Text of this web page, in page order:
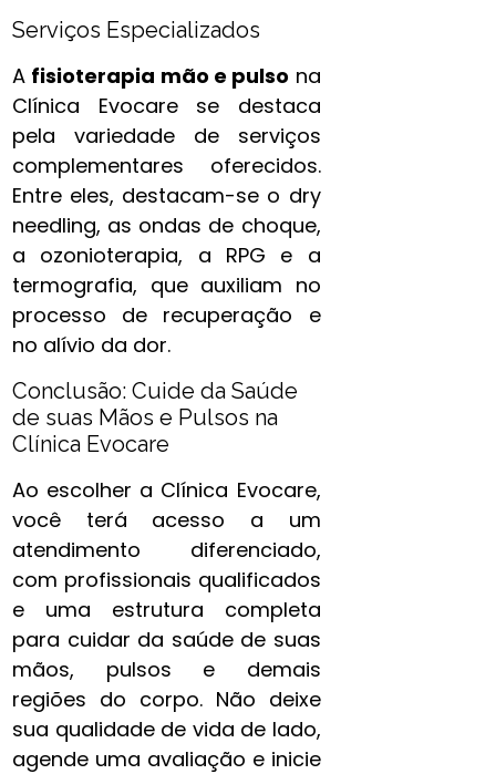
Serviços Especializados
A fisioterapia mão e pulso​ na
Clínica Evocare se destaca
pela variedade de serviços
complementares oferecidos.
Entre eles, destacam-se o dry
needling, as ondas de choque,
a ozonioterapia, a RPG e a
termografia, que auxiliam no
processo de recuperação e
no alívio da dor.
Conclusão: Cuide da Saúde
de suas Mãos e Pulsos na
Clínica Evocare
Ao escolher a Clínica Evocare,
você terá acesso a um
atendimento diferenciado,
com profissionais qualificados
e uma estrutura completa
para cuidar da saúde de suas
mãos, pulsos e demais
regiões do corpo. Não deixe
sua qualidade de vida de lado,
agende uma avaliação e inicie